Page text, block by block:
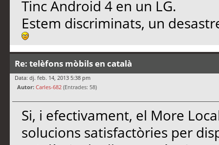
Tinc Android 4 en un LG.
Estem discriminats, un
Re: telèfons mòbils en català
Data: dj. feb. 14, 2013 5:38 pm
Autor: Carles-682 (Entrades: 58)
Si, i efectivament, el More
solucions satisfactòries per